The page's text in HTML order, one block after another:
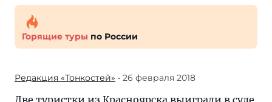
Горящие туры по России
Редакция «Тонкостей» • 26 февраля 2018
Две туристки из Красноярска выиграли в суде